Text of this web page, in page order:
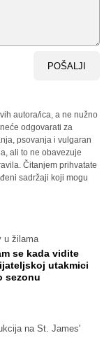
POŠALJI
autora/ica, a ne nužno
odgovarati za
psovanja i vulgaran
ali to ne obavezuje
Čitanjem prihvatate
sadržaji koji mogu
u žilama
se kada vidite
utakmici
sezonu
na St. James'